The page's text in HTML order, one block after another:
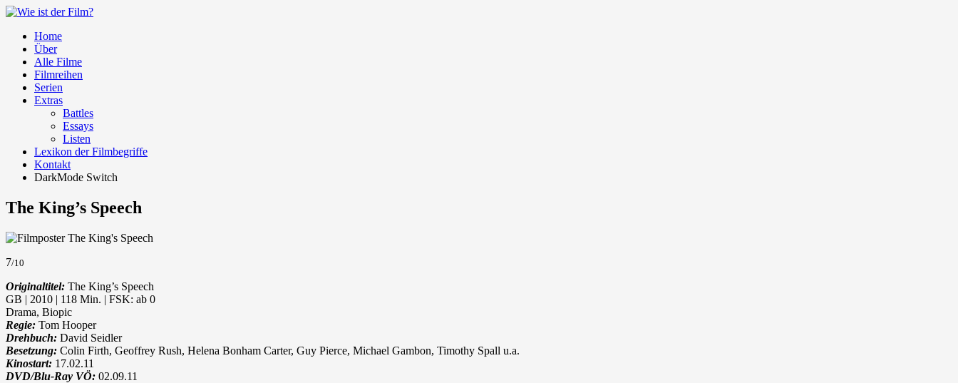
Home
Über
Alle Filme
Filmreihen
Serien
Extras
Battles
Essays
Listen
Lexikon der Filmbegriffe
Kontakt
DarkMode Switch
The King’s Speech
7/10
Originaltitel: The King’s Speech
GB | 2010 | 118 Min. | FSK: ab 0
Drama, Biopic
Regie: Tom Hooper
Drehbuch: David Seidler
Besetzung: Colin Firth, Geoffrey Rush, Helena Bonham Carter, Guy Pierce, Michael Gambon, Timothy Spall u.a.
Kinostart: 17.02.11
DVD/Blu-Ray VÖ: 02.09.11